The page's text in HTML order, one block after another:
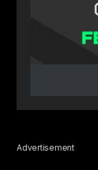
Advertisement